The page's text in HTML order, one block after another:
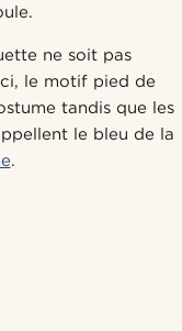
ne soit pas
le motif pied de
tandis que les
le bleu de la
.